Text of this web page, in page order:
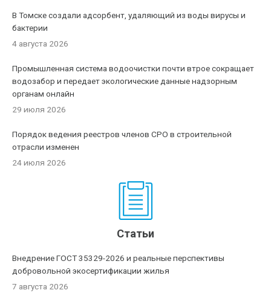
В Томске создали адсорбент, удаляющий из воды вирусы и
бактерии
4 августа 2026
Промышленная система водоочистки почти втрое сокращает
водозабор и передает экологические данные надзорным
органам онлайн
29 июля 2026
Порядок ведения реестров членов СРО в строительной
отрасли изменен
24 июля 2026
Статьи
Внедрение ГОСТ 35329-2026 и реальные перспективы
добровольной экосертификации жилья
7 августа 2026